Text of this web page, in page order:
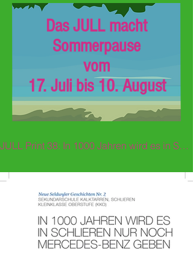
Das JULL macht
Sommerpause
vom
17. Juli bis 10. August
JULL Print 38: In 1000 Jahren wird es in Schlieren nur noch Mercedes-Benz geben